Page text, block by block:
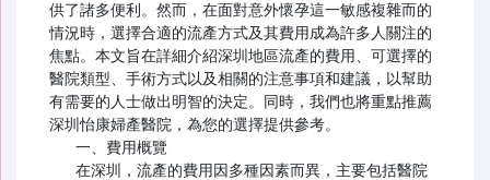
供了諸多便利。然而，在面對意外懷孕這一敏感複雜而的
情況時，選擇合適的流產方式及其費用成為許多人關注的
焦點。本文旨在詳細介紹深圳地區流產的費用、可選擇的
醫院類型、手術方式以及相關的注意事項和建議，以幫助
有需要的人士做出明智的決定。同時，我們也將重點推薦
深圳怡康婦產醫院，為您的選擇提供參考。